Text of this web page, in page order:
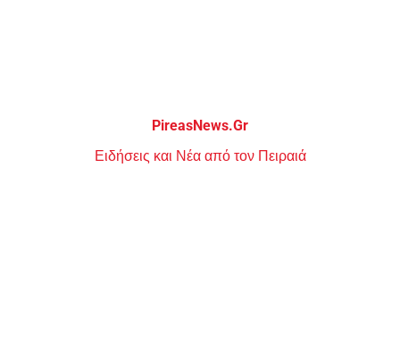
PireasNews.Gr
Ειδήσεις και Νέα από τον Πειραιά